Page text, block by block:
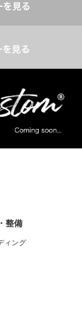
整備
ィング